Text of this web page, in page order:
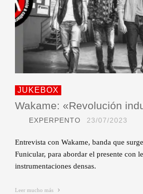
JUKEBOX
Wakame: «Revolución
EXPERPENTO 23/07/2023
Entrevista con Wakame, banda que
Funicular, para abordar el presente con
instrumentaciones densas.
Leer mucho más